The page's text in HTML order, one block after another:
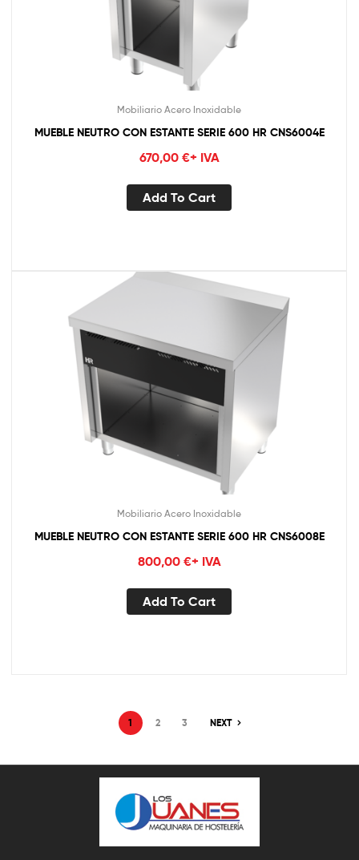
Mobiliario Acero Inoxidable
MUEBLE NEUTRO CON ESTANTE SERIE 600 HR CNS6004E
670,00 €+ IVA
Add To Cart
Mobiliario Acero Inoxidable
MUEBLE NEUTRO CON ESTANTE SERIE 600 HR CNS6008E
800,00 €+ IVA
Add To Cart
1 2 3 NEXT